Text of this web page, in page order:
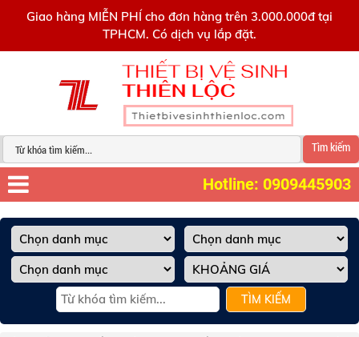
Giao hàng MIỄN PHÍ cho đơn hàng trên 3.000.000đ tại
TPHCM. Có dịch vụ lắp đặt.
Tìm kiếm
Hotline: 0909445903
TÌM KIẾM
0909445903